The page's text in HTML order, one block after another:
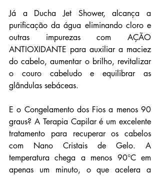
Já a Ducha Jet Shower, alcança a
purificação da água eliminando cloro e
outras impurezas com AÇÃO
ANTIOXIDANTE para auxiliar a maciez
do cabelo, aumentar o brilho, revitalizar
o couro cabeludo e equilibrar as
glândulas sebáceas.
E o Congelamento dos Fios a menos 90
graus? A Terapia Capilar é um excelente
tratamento para recuperar os cabelos
com Nano Cristais de Gelo. A
temperatura chega a menos 90°C em
apenas um minuto, o que acelera a